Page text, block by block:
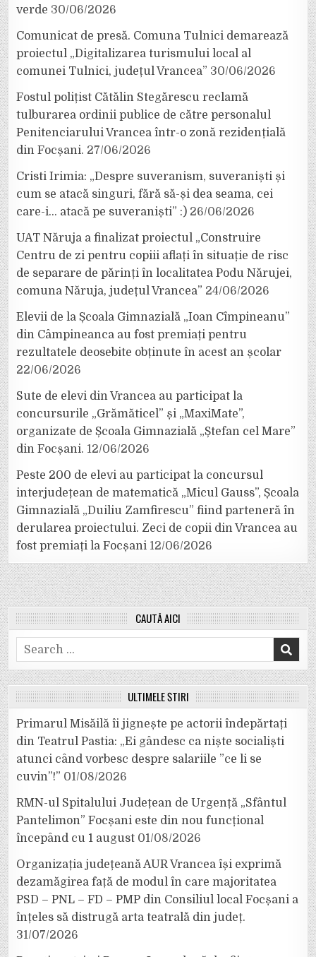
verde 30/06/2026
Comunicat de presă. Comuna Tulnici demarează
proiectul „Digitalizarea turismului local al
comunei Tulnici, județul Vrancea” 30/06/2026
Fostul polițist Cătălin Stegărescu reclamă
tulburarea ordinii publice de către personalul
Penitenciarului Vrancea într-o zonă rezidențială
din Focșani. 27/06/2026
Cristi Irimia: „Despre suveranism, suveraniști și
cum se atacă singuri, fără să-și dea seama, cei
care-i… atacă pe suveraniști” :) 26/06/2026
UAT Năruja a finalizat proiectul „Construire
Centru de zi pentru copiii aflați în situație de risc
de separare de părinți în localitatea Podu Nărujei,
comuna Năruja, județul Vrancea” 24/06/2026
Elevii de la Școala Gimnazială „Ioan Cîmpineanu”
din Câmpineanca au fost premiați pentru
rezultatele deosebite obținute în acest an școlar
22/06/2026
Sute de elevi din Vrancea au participat la
concursurile „Grămăticel” și „MaxiMate”,
organizate de Școala Gimnazială „Ștefan cel Mare”
din Focșani. 12/06/2026
Peste 200 de elevi au participat la concursul
interjudețean de matematică „Micul Gauss”, Școala
Gimnazială „Duiliu Zamfirescu” fiind parteneră în
derularea proiectului. Zeci de copii din Vrancea au
fost premiați la Focșani 12/06/2026
CAUTĂ AICI
Search
for:
ULTIMELE ȘTIRI
Primarul Misăilă îi jignește pe actorii îndepărtați
din Teatrul Pastia: „Ei gândesc ca niște socialiști
atunci când vorbesc despre salariile ”ce li se
cuvin”!” 01/08/2026
RMN-ul Spitalului Județean de Urgență „Sfântul
Pantelimon” Focșani este din nou funcțional
începând cu 1 august 01/08/2026
Organizația județeană AUR Vrancea își exprimă
dezamăgirea față de modul în care majoritatea
PSD – PNL – FD – PMP din Consiliul local Focșani a
înțeles să distrugă arta teatrală din județ.
31/07/2026